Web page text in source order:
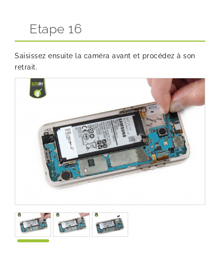
Etape 16
Saisissez ensuite la caméra avant et procédez à son
retrait.